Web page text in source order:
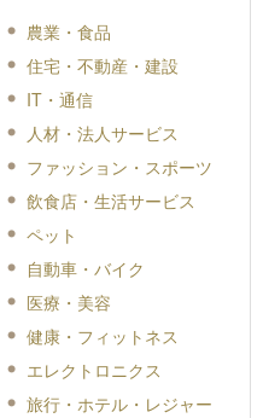
農業・食品
住宅・不動産・建設
IT・通信
人材・法人サービス
ファッション・スポーツ
飲食店・生活サービス
ペット
自動車・バイク
医療・美容
健康・フィットネス
エレクトロニクス
旅行・ホテル・レジャー